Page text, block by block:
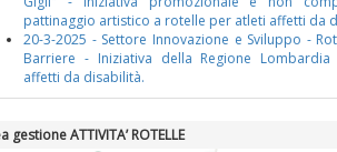
Fondazione Terzjus: prima
a Roma
pattinaggio artistico a rotelle per atleti affetti da
20-3-2025 - Settore Innovazione e Sviluppo -
Barriere - Iniziativa della Regione
affetti da disabilità.
gestione ATTIVITA’ ROTELLE